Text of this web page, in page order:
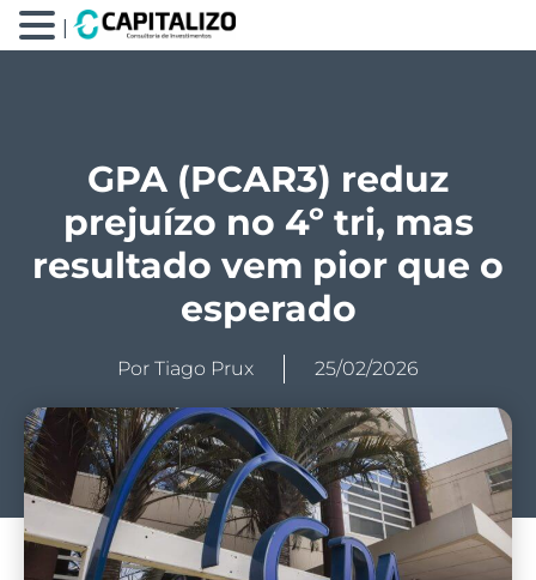
GPA (PCAR3) reduz
prejuízo no 4º tri, mas
resultado vem pior que o
esperado
Por Tiago Prux 25/02/2026